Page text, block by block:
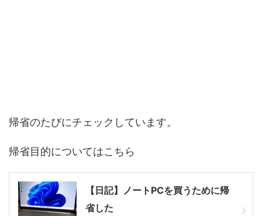
帰省のたびにチェックしています。
帰省目的についてはこちら
【日記】ノートPCを買うために帰
省した